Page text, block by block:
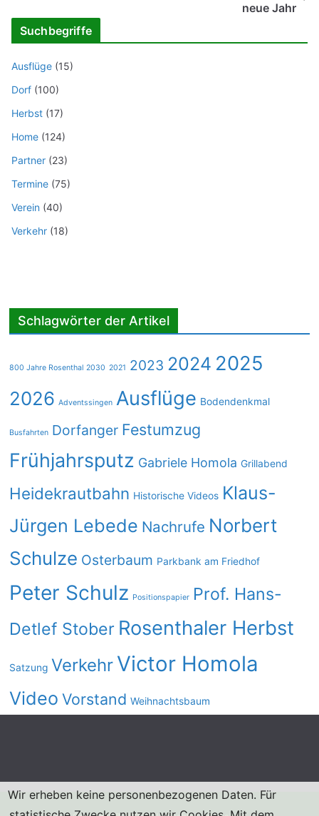
neue Jahr
Suchbegriffe
Ausflüge (15)
Dorf (100)
Herbst (17)
Home (124)
Partner (23)
Termine (75)
Verein (40)
Verkehr (18)
Schlagwörter der Artikel
800 Jahre Rosenthal 2030 2021 2023 2024 2025
2026 Adventssingen Ausflüge Bodendenkmal
Busfahrten Dorfanger Festumzug
Frühjahrsputz Gabriele Homola Grillabend
Heidekrautbahn Historische Videos Klaus-
Jürgen Lebede Nachrufe Norbert
Schulze Osterbaum Parkbank am Friedhof
Peter Schulz Positionspapier Prof. Hans-
Detlef Stober Rosenthaler Herbst
Satzung Verkehr Victor Homola
Video Vorstand Weihnachtsbaum
Wir erheben keine personenbezogenen Daten. Für